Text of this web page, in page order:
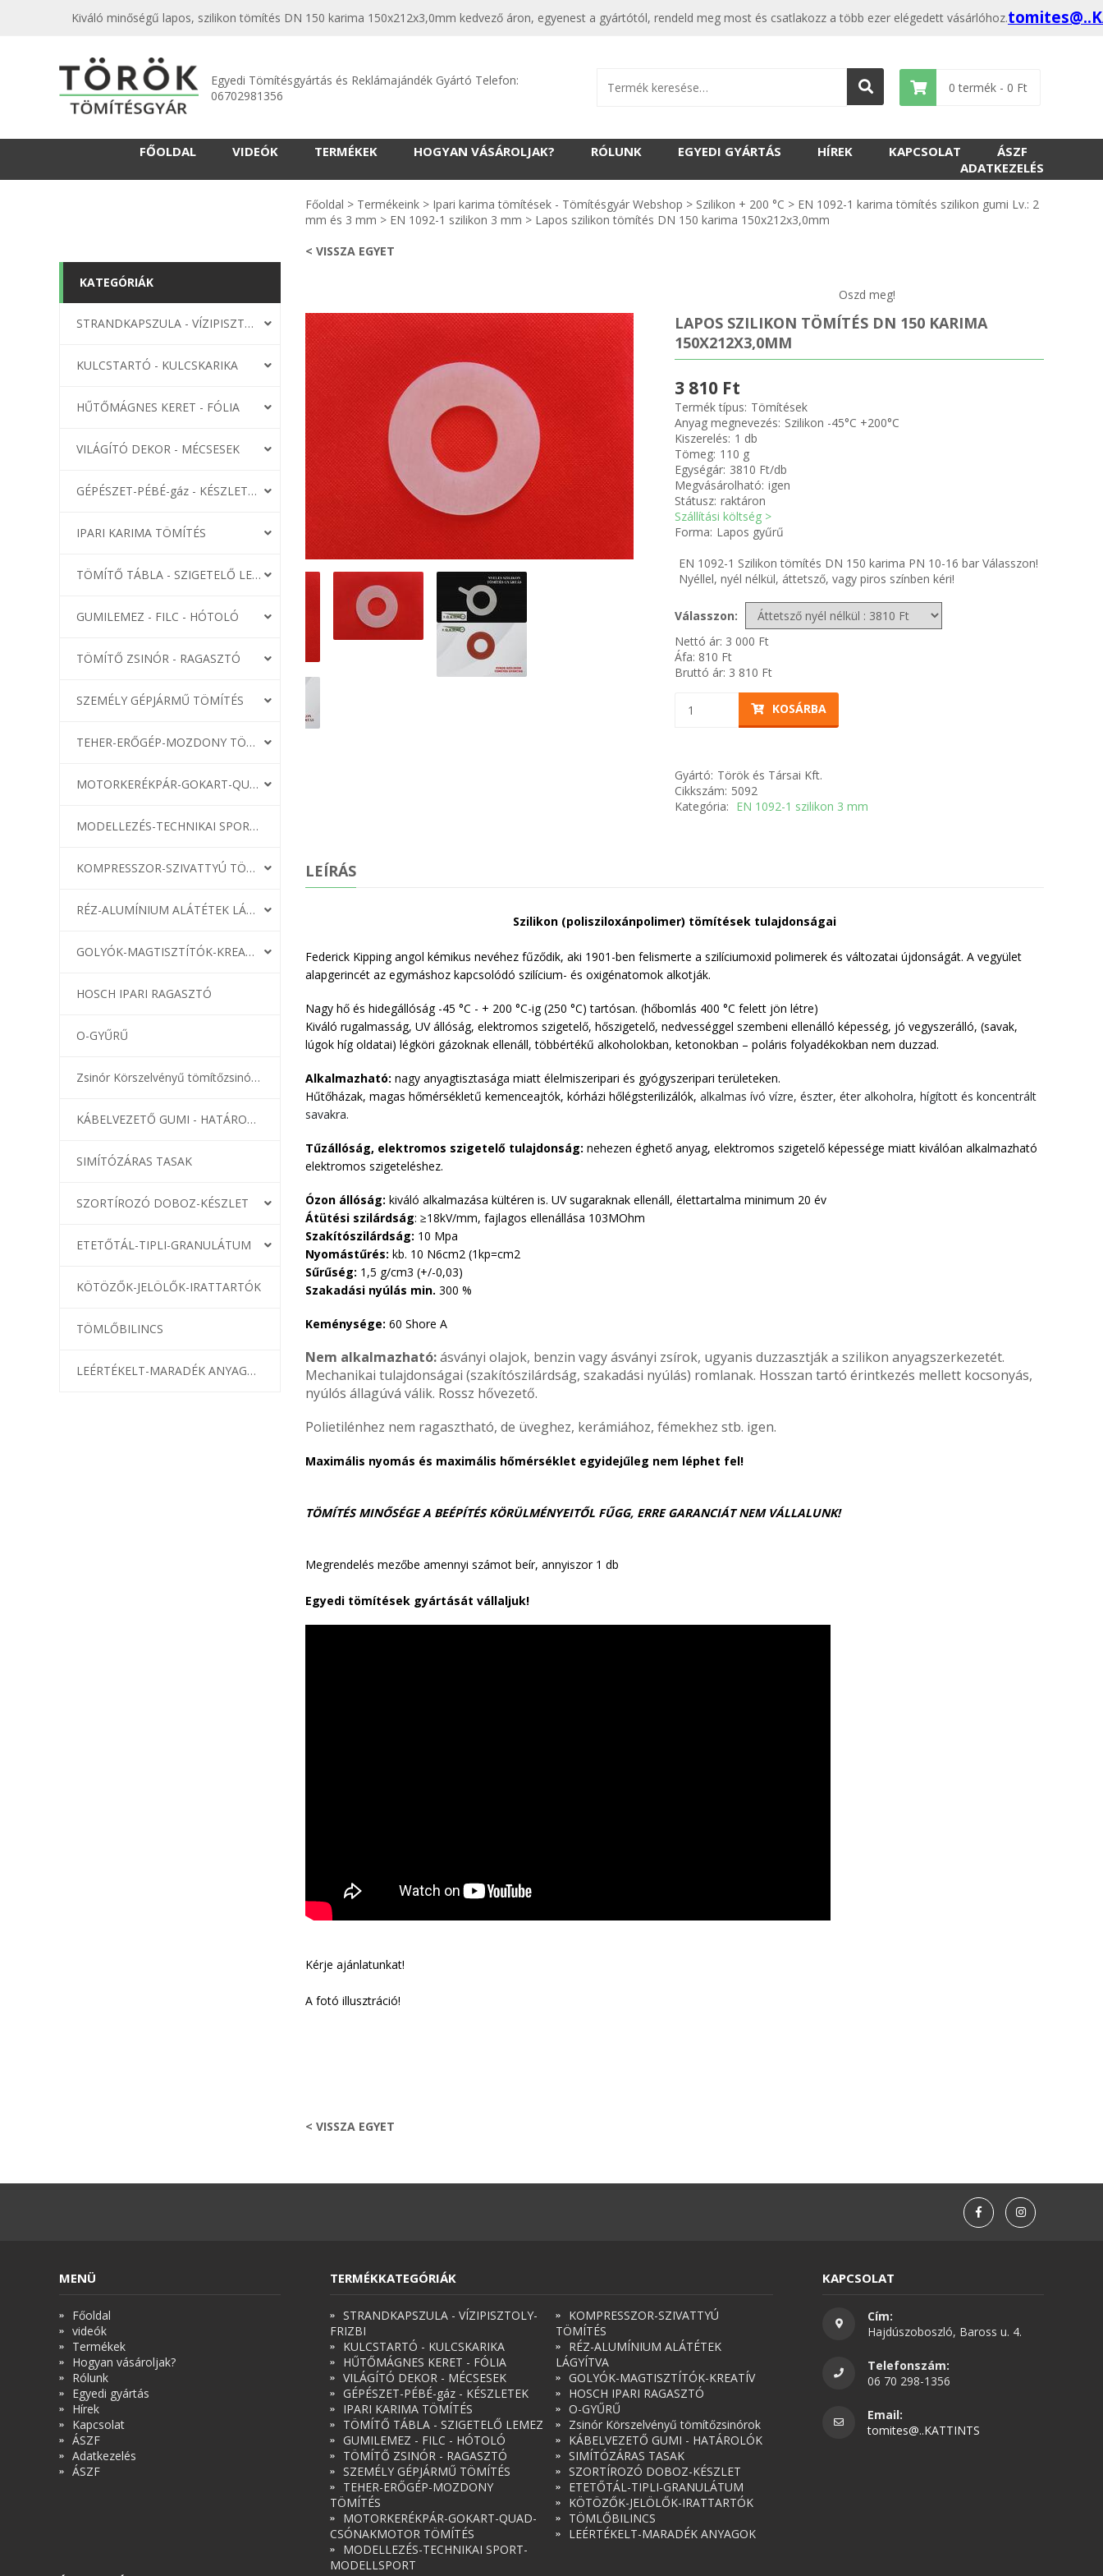
Kiváló minőségű lapos, szilikon tömítés DN 150 karima 150x212x3,0mm kedvező áron, egyenest a gyártótól, rendeld meg most és csatlakozz a több ezer elégedett vásárlóhoz.
Egyedi Tömítésgyártás és Reklámajándék Gyártó Telefon:
06702981356
0 termék - 0 Ft
FŐOLDAL VIDEÓK TERMÉKEK HOGYAN VÁSÁROLJAK? RÓLUNK EGYEDI GYÁRTÁS HÍREK KAPCSOLAT
ÁSZF
ADATKEZELÉS
KATEGÓRIÁK
STRANDKAPSZULA - VÍZIPISZTOLY-FRIZBI
KULCSTARTÓ - KULCSKARIKA
HŰTŐMÁGNES KERET - FÓLIA
VILÁGÍTÓ DEKOR - MÉCSESEK
GÉPÉSZET-PÉBÉ-gáz - KÉSZLETEK
IPARI KARIMA TÖMÍTÉS
TÖMÍTŐ TÁBLA - SZIGETELŐ LEMEZ
GUMILEMEZ - FILC - HÓTOLÓ
TÖMÍTŐ ZSINÓR - RAGASZTÓ
SZEMÉLY GÉPJÁRMŰ TÖMÍTÉS
TEHER-ERŐGÉP-MOZDONY TÖMÍTÉS
MOTORKERÉKPÁR-GOKART-QUAD-CSÓNAKMOTOR TÖMÍTÉS
MODELLEZÉS-TECHNIKAI SPORT-MODELLSPORT
KOMPRESSZOR-SZIVATTYÚ TÖMÍTÉS
RÉZ-ALUMÍNIUM ALÁTÉTEK LÁGYÍTVA
GOLYÓK-MAGTISZTÍTÓK-KREATÍV
HOSCH IPARI RAGASZTÓ
O-GYŰRŰ
Zsinór Körszelvényű tömítőzsinórok
KÁBELVEZETŐ GUMI - HATÁROLÓK
SIMÍTÓZÁRAS TASAK
SZORTÍROZÓ DOBOZ-KÉSZLET
ETETŐTÁL-TIPLI-GRANULÁTUM
KÖTÖZŐK-JELÖLŐK-IRATTARTÓK
TÖMLŐBILINCS
LEÉRTÉKELT-MARADÉK ANYAGOK
Főoldal > Termékeink > Ipari karima tömítések - Tömítésgyár Webshop > Szilikon + 200 °C > EN 1092-1 karima tömítés szilikon gumi Lv.: 2
mm és 3 mm > EN 1092-1 szilikon 3 mm > Lapos szilikon tömítés DN 150 karima 150x212x3,0mm
< VISSZA EGYET
Oszd meg!
LAPOS SZILIKON TÖMÍTÉS DN 150 KARIMA
150X212X3,0MM
3 810 Ft
Termék típus: Tömítések
Anyag megnevezés: Szilikon -45°C +200°C
Kiszerelés: 1 db
Tömeg: 110 g
Egységár: 3810 Ft/db
Megvásárolható: igen
Státusz: raktáron
Szállítási költség >
Forma: Lapos gyűrű
EN 1092-1 Szilikon tömítés DN 150 karima PN 10-16 bar Válasszon!
Nyéllel, nyél nélkül, áttetsző, vagy piros színben kéri!
Válasszon:
Nettó ár: 3 000 Ft
Áfa: 810 Ft
Bruttó ár: 3 810 Ft
KOSÁRBA
Gyártó: Török és Társai Kft.
Cikkszám: 5092
Kategória: EN 1092-1 szilikon 3 mm
LEÍRÁS
Szilikon (polisziloxánpolimer) tömítések tulajdonságai
Federick Kipping angol kémikus nevéhez fűződik, aki 1901-ben felismerte a szilíciumoxid polimerek és változatai újdonságát. A vegyület
alapgerincét az egymáshoz kapcsolódó szilícium- és oxigénatomok alkotják.
Nagy hő és hidegállóság -45 °C - + 200 °C-ig (250 °C) tartósan. (hőbomlás 400 °C felett jön létre)
Kiváló rugalmasság, UV állóság, elektromos szigetelő, hőszigetelő, nedvességgel szembeni ellenálló képesség, jó vegyszerálló, (savak,
lúgok híg oldatai) légköri gázoknak ellenáll, többértékű alkoholokban, ketonokban – poláris folyadékokban nem duzzad.
Alkalmazható: nagy anyagtisztasága miatt élelmiszeripari és gyógyszeripari területeken.
Hűtőházak, magas hőmérsékletű kemenceajtók, kórházi hőlégsterilizálók, alkalmas ívó vízre, észter, éter alkoholra, hígított és koncentrált
savakra.
Tűzállóság, elektromos szigetelő tulajdonság: nehezen éghető anyag, elektromos szigetelő képessége miatt kiválóan alkalmazható
elektromos szigeteléshez.
Ózon állóság: kiváló alkalmazása kültéren is. UV sugaraknak ellenáll, élettartalma minimum 20 év
Átütési szilárdság: ≥18kV/mm, fajlagos ellenállása 103MOhm
Szakítószilárdság: 10 Mpa
Nyomástűrés: kb. 10 N6cm2 (1kp=cm2
Sűrűség: 1,5 g/cm3 (+/-0,03)
Szakadási nyúlás min. 300 %
Keménysége: 60 Shore A
Nem alkalmazható:ásványi olajok, benzin vagy ásványi zsírok, ugyanis duzzasztják a szilikon anyagszerkezetét.
Mechanikai tulajdonságai (szakítószilárdság, szakadási nyúlás) romlanak. Hosszan tartó érintkezés mellett kocsonyás,
nyúlós állagúvá válik. Rossz hővezető.
Polietilénhez nem ragasztható, de üveghez, kerámiához, fémekhez stb. igen.
Maximális nyomás és maximális hőmérséklet egyidejűleg nem léphet fel!
TÖMÍTÉS MINŐSÉGE A BEÉPÍTÉS KÖRÜLMÉNYEITŐL FŰGG, ERRE GARANCIÁT NEM VÁLLALUNK!
Megrendelés mezőbe amennyi számot beír, annyiszor 1 db
Egyedi tömítések gyártását vállaljuk!
Kérje ajánlatunkat!
A fotó illusztráció!
< VISSZA EGYET
MENÜ
Főoldal
videók
Termékek
Hogyan vásároljak?
Rólunk
Egyedi gyártás
Hírek
Kapcsolat
ÁSZF
Adatkezelés
ÁSZF
TERMÉKKATEGÓRIÁK
STRANDKAPSZULA - VÍZIPISZTOLY-
FRIZBI
KULCSTARTÓ - KULCSKARIKA
HŰTŐMÁGNES KERET - FÓLIA
VILÁGÍTÓ DEKOR - MÉCSESEK
GÉPÉSZET-PÉBÉ-gáz - KÉSZLETEK
IPARI KARIMA TÖMÍTÉS
TÖMÍTŐ TÁBLA - SZIGETELŐ LEMEZ
GUMILEMEZ - FILC - HÓTOLÓ
TÖMÍTŐ ZSINÓR - RAGASZTÓ
SZEMÉLY GÉPJÁRMŰ TÖMÍTÉS
TEHER-ERŐGÉP-MOZDONY
TÖMÍTÉS
MOTORKERÉKPÁR-GOKART-QUAD-
CSÓNAKMOTOR TÖMÍTÉS
MODELLEZÉS-TECHNIKAI SPORT-
MODELLSPORT
KOMPRESSZOR-SZIVATTYÚ
TÖMÍTÉS
RÉZ-ALUMÍNIUM ALÁTÉTEK
LÁGYÍTVA
GOLYÓK-MAGTISZTÍTÓK-KREATÍV
HOSCH IPARI RAGASZTÓ
O-GYŰRŰ
Zsinór Körszelvényű tömítőzsinórok
KÁBELVEZETŐ GUMI - HATÁROLÓK
SIMÍTÓZÁRAS TASAK
SZORTÍROZÓ DOBOZ-KÉSZLET
ETETŐTÁL-TIPLI-GRANULÁTUM
KÖTÖZŐK-JELÖLŐK-IRATTARTÓK
TÖMLŐBILINCS
LEÉRTÉKELT-MARADÉK ANYAGOK
KAPCSOLAT
Cím:
Hajdúszoboszló, Baross u. 4.
Telefonszám:
06 70 298-1356
Email:
tomites@..KATTINTS